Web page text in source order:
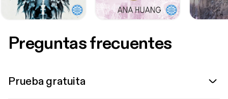
Preguntas frecuentes
Prueba gratuita